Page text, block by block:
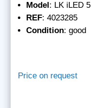
Model: LK iLED 5
REF: 4023285
Condition: good
Price on request